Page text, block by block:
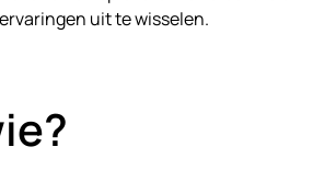
uit te wisselen.